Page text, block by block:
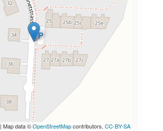
| Map data ©OpenStreetMapcontributors,CC-BY-SA